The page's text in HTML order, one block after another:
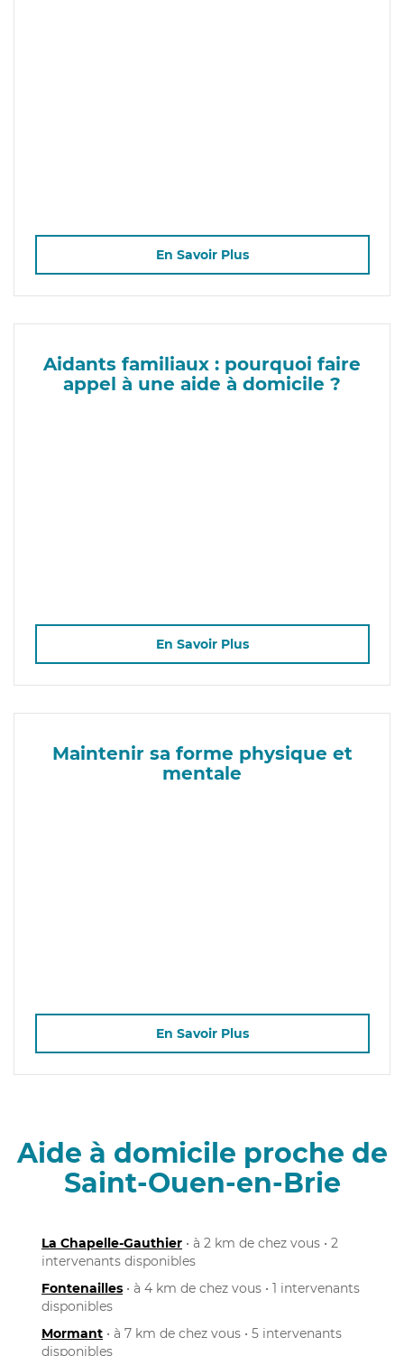
En Savoir Plus
Aidants familiaux : pourquoi faire
appel à une aide à domicile ?
En Savoir Plus
Maintenir sa forme physique et
mentale
En Savoir Plus
Aide à domicile proche de
Saint-Ouen-en-Brie
La Chapelle-Gauthier • à 2 km de chez vous • 2
intervenants disponibles
Fontenailles • à 4 km de chez vous • 1 intervenants
disponibles
Mormant • à 7 km de chez vous • 5 intervenants
disponibles